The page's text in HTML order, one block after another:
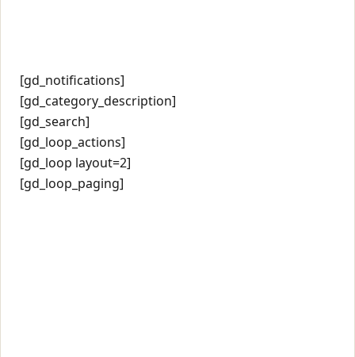
[gd_notifications]
[gd_category_description]
[gd_search]
[gd_loop_actions]
[gd_loop layout=2]
[gd_loop_paging]